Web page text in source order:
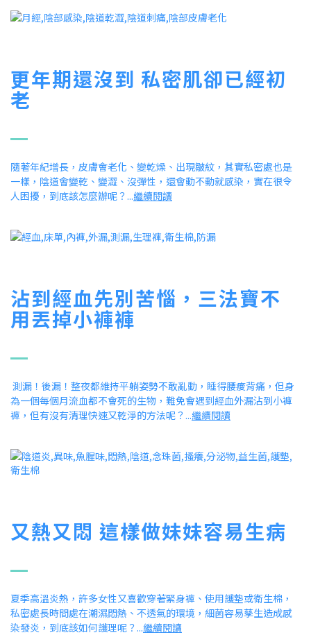
更年期還沒到 私密肌卻已經初
老
隨著年紀增長，皮膚會老化、變乾燥、出現皺紋，其實私密處也是
一樣，陰道會變乾、變澀、沒彈性，還會動不動就感染，實在很令
人困擾，到底該怎麼辦呢？...繼續閱讀
沾到經血先別苦惱，三法寶不
用丟掉小褲褲
測漏！後漏！整夜都維持平躺姿勢不敢亂動，睡得腰痠背痛，但身
為一個每個月流血都不會死的生物，難免會遇到經血外漏沾到小褲
褲，但有沒有清理快速又乾淨的方法呢？...繼續閱讀
又熱又悶 這樣做妹妹容易生病
夏季高溫炎熱，許多女性又喜歡穿著緊身褲、使用護墊或衛生棉，
私密處長時間處在潮濕悶熱、不透氣的環境，細菌容易孳生造成感
染發炎，到底該如何護理呢？...繼續閱讀